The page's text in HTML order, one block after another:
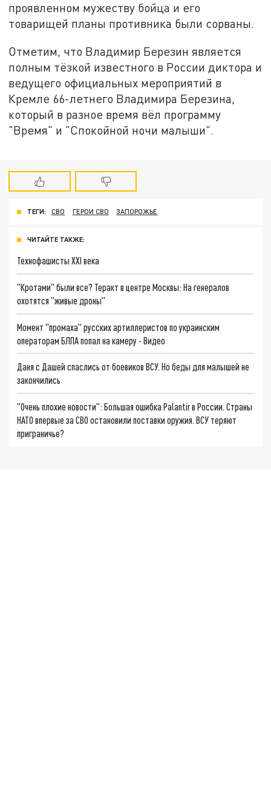
проявленном мужеству бойца и его
товарищей планы противника были сорваны.
Отметим, что Владимир Березин является
полным тёзкой известного в России диктора и
ведущего официальных мероприятий в
Кремле 66-летнего Владимира Березина,
который в разное время вёл программу
"Время" и "Спокойной ночи малыши".
ТЕГИ: СВО ГЕРОИ СВО ЗАПОРОЖЬЕ
ЧИТАЙТЕ ТАКЖЕ:
Технофашисты XXI века
"Кротами" были все? Теракт в центре Москвы: На генералов
охотятся "живые дроны"
Момент "промаха" русских артиллеристов по украинским
операторам БЛПА попал на камеру - Видео
Даня с Дашей спаслись от боевиков ВСУ. Но беды для малышей не
закончились
"Очень плохие новости": Большая ошибка Palantir в России. Страны
НАТО впервые за СВО остановили поставки оружия. ВСУ теряют
приграничье?